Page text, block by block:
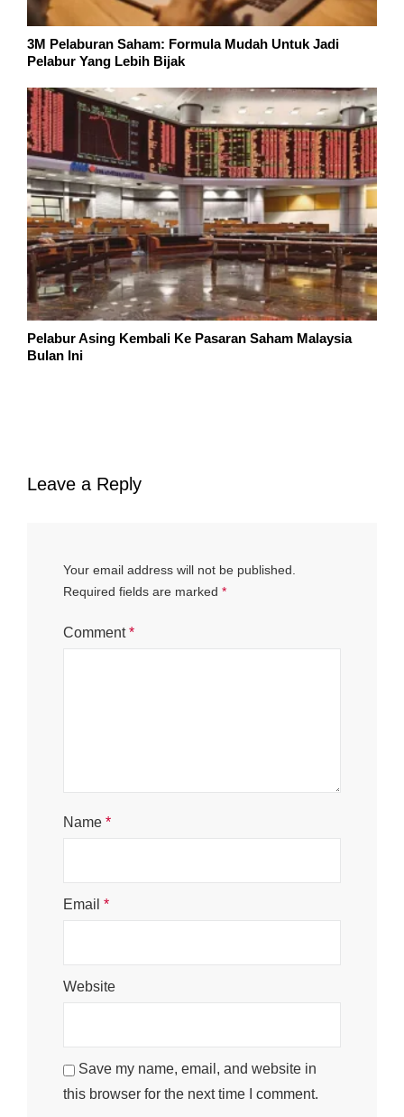
3M Pelaburan Saham: Formula Mudah Untuk Jadi
Pelabur Yang Lebih Bijak
Pelabur Asing Kembali Ke Pasaran Saham Malaysia
Bulan Ini
Leave a Reply
Your email address will not be published.
Required fields are marked *
Comment*
Name *
Email *
Website
Save my name, email, and website in
this browser for the next time I comment.